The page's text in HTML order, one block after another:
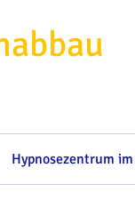
Hypnosezentrum